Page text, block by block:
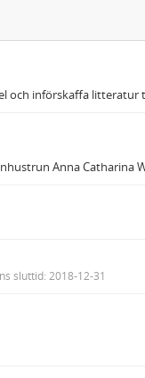
och införskaffa
Anna Catharina
sluttid: 2018-12-31